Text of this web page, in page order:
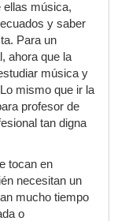
ellas música,
y saber
Para un
ahora que la
música y
mismo que ir la
profesor de
tan digna
tocan en
necesitan un
mucho tiempo
o